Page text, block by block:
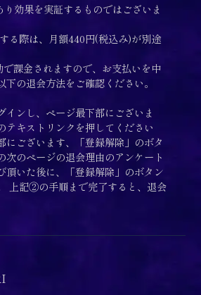
効果を実証するものではございま
る際は、月額440円(税込み)が別途
課金されますので、お支払いを中
下の退会方法をご確認ください。
ンし、ページ最下部にございま
テキストリンクを押してください
ございます、「登録解除」のボタ
次のページの退会理由のアンケート
頂いた後に、「登録解除」のボタン
上記②の手順まで完了すると、退会